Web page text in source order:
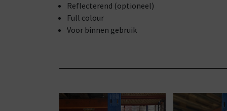
Reflecterend (optioneel)
Full colour
Voor binnen gebruik